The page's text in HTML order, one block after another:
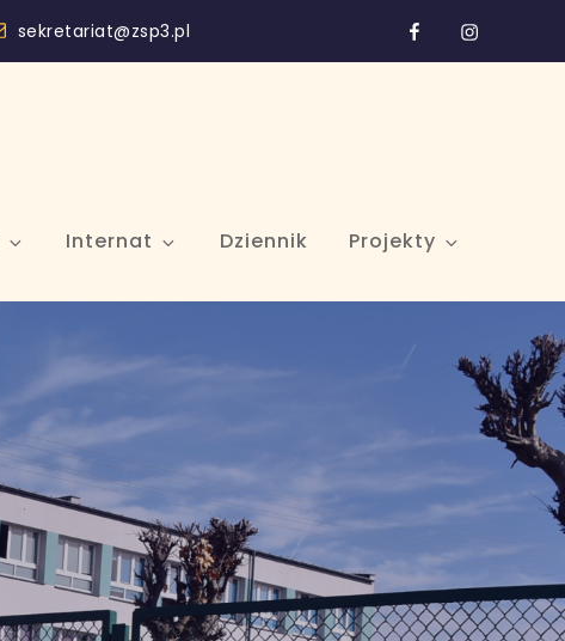
sekretariat@zsp3.pl FacebookInstagram
Internat Dziennik Projekty